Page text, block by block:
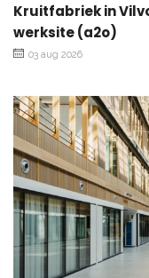
Kruitfabriek in
werksite (a2o)
03 aug 2026